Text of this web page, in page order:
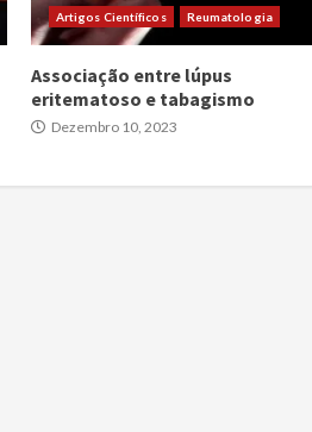
Artigos Científicos Reumatologia
Associação entre lúpus
eritematoso e tabagismo
Dezembro 10, 2023